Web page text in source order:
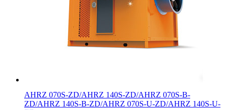
AHRZ 070S-ZD/AHRZ 140S-ZD/AHRZ 070S-B-
ZD/AHRZ 140S-B-ZD/AHRZ 070S-U-ZD/AHRZ 140S-U-